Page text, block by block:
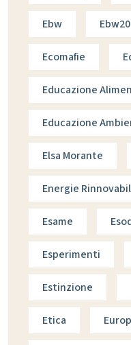
Ebw
Ecomafie
Educazione
Educazione
Elsa Morante
Energie
Esame
Esperimenti
Estinzione
Etica